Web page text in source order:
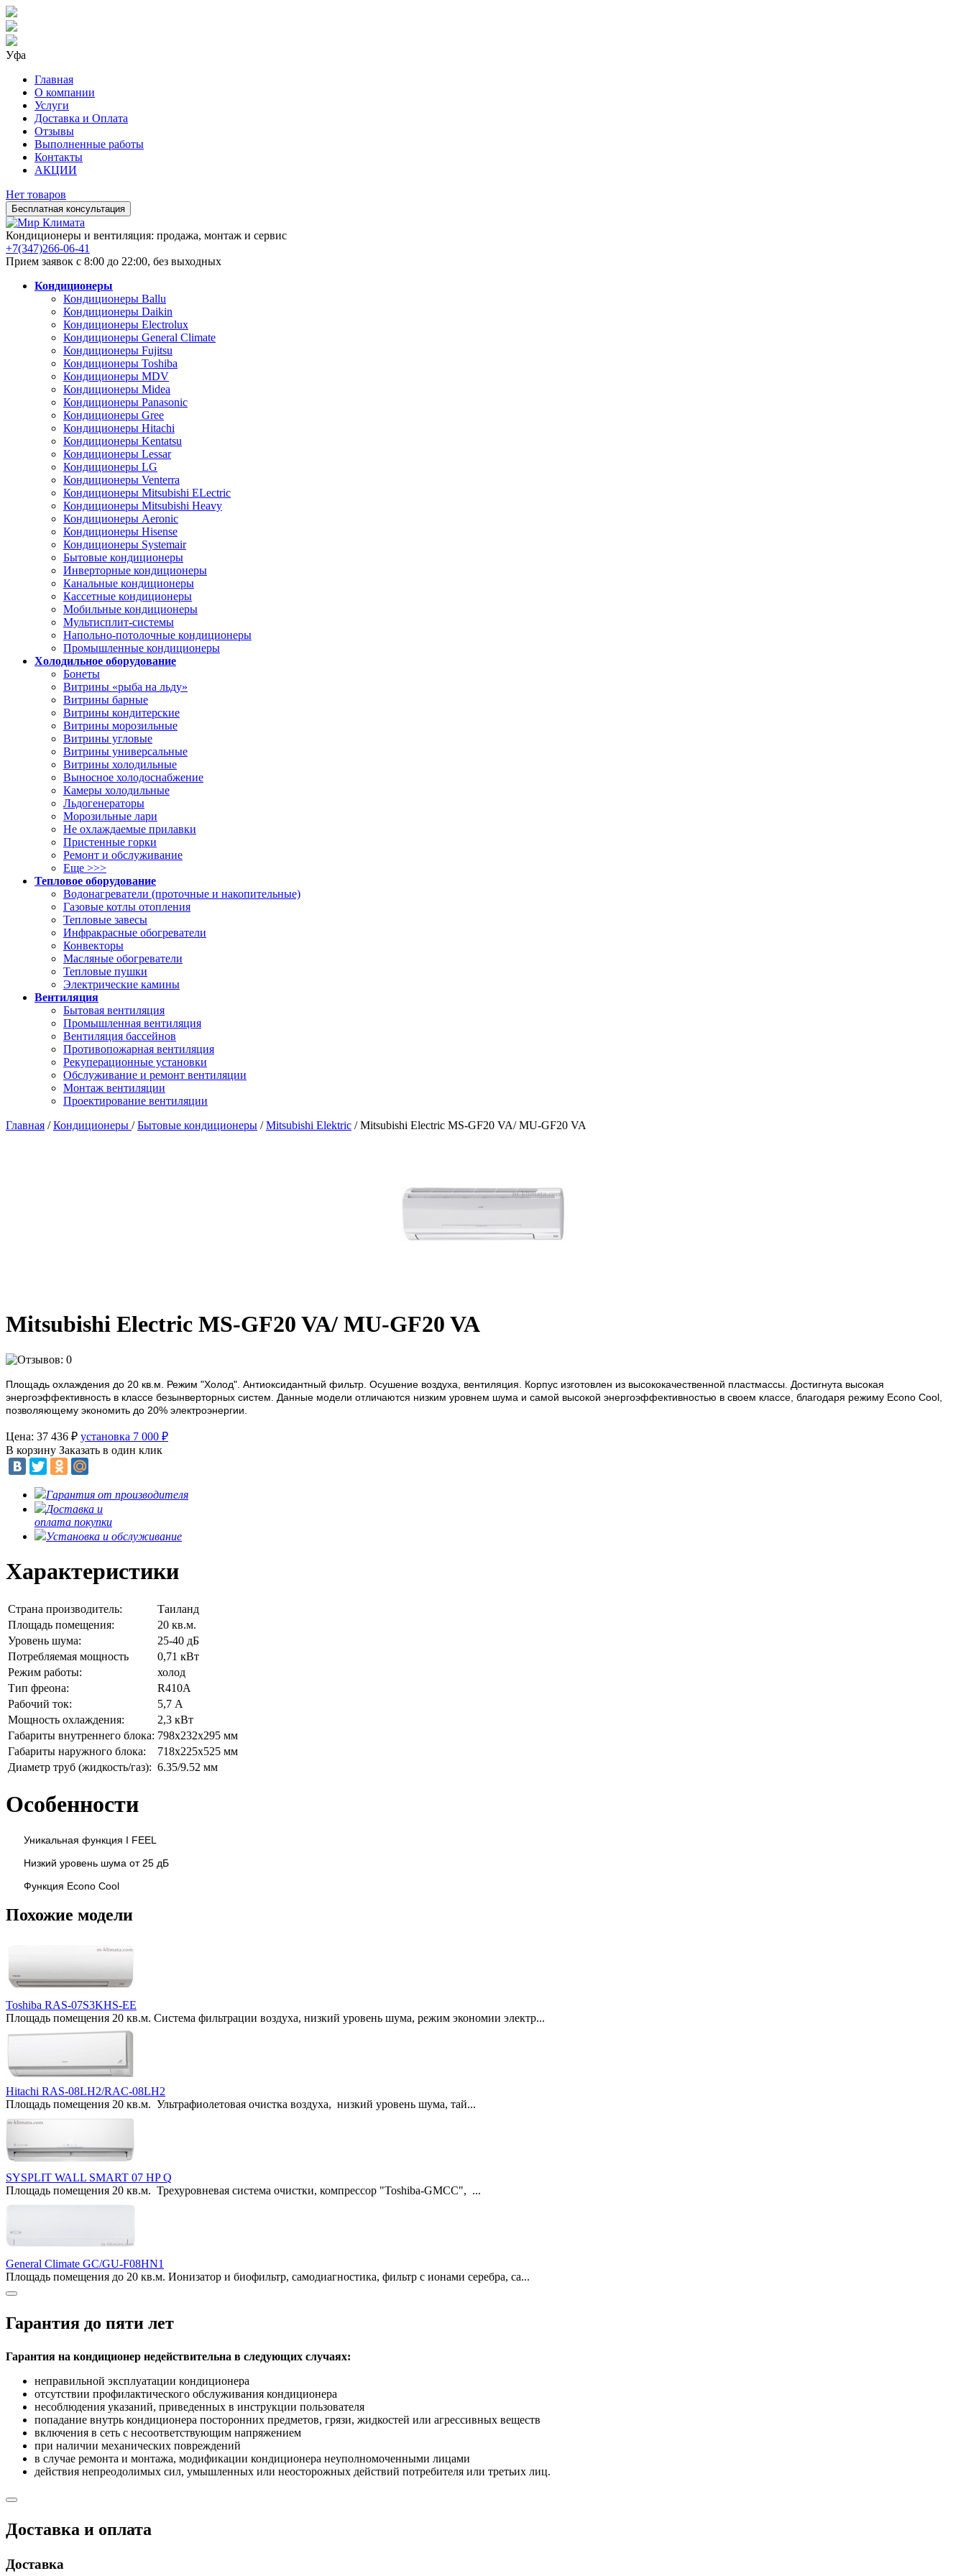
Уфа
Главная
О компании
Услуги
Доставка и Оплата
Отзывы
Выполненные работы
Контакты
АКЦИИ
Нет товаров
Бесплатная консультация
Кондиционеры и вентиляция: продажа, монтаж и сервис
+7(347)266-06-41
Прием заявок с 8:00 до 22:00, без выходных
Кондиционеры
Кондиционеры Ballu
Кондиционеры Daikin
Кондиционеры Electrolux
Кондиционеры General Climate
Кондиционеры Fujitsu
Кондиционеры Toshiba
Кондиционеры MDV
Кондиционеры Midea
Кондиционеры Panasonic
Кондиционеры Gree
Кондиционеры Hitachi
Кондиционеры Kentatsu
Кондиционеры Lessar
Кондиционеры LG
Кондиционеры Venterra
Кондиционеры Mitsubishi ELectric
Кондиционеры Mitsubishi Heavy
Кондиционеры Aeronic
Кондиционеры Hisense
Кондиционеры Systemair
Бытовые кондиционеры
Инверторные кондиционеры
Канальные кондиционеры
Кассетные кондиционеры
Мобильные кондиционеры
Мультисплит-системы
Напольно-потолочные кондиционеры
Промышленные кондиционеры
Холодильное оборудование
Бонеты
Витрины «рыба на льду»
Витрины барные
Витрины кондитерские
Витрины морозильные
Витрины угловые
Витрины универсальные
Витрины холодильные
Выносное холодоснабжение
Камеры холодильные
Льдогенераторы
Морозильные лари
Не охлаждаемые прилавки
Пристенные горки
Ремонт и обслуживание
Еще >>>
Тепловое оборудование
Водонагреватели (проточные и накопительные)
Газовые котлы отопления
Тепловые завесы
Инфракрасные обогреватели
Конвекторы
Масляные обогреватели
Тепловые пушки
Электрические камины
Вентиляция
Бытовая вентиляция
Промышленная вентиляция
Вентиляция бассейнов
Противопожарная вентиляция
Рекуперационные установки
Обслуживание и ремонт вентиляции
Монтаж вентиляции
Проектирование вентиляции
Главная /Кондиционеры /Бытовые кондиционеры /Mitsubishi Elektric / Mitsubishi Electric MS-GF20 VA/ MU-GF20 VA
Mitsubishi Electric MS-GF20 VA/ MU-GF20 VA
Площадь охлаждения до 20 кв.м. Режим "Холод". Антиоксидантный фильтр. Осушение воздуха, вентиляция. Корпус изготовлен из высококачественной пластмассы. Достигнута высокая
энергоэффективность в классе безынверторных систем. Данные модели отличаются низким уровнем шума и самой высокой энергоэффективностью в своем классе, благодаря режиму Econo Cool,
позволяющему экономить до 20% электроэнергии.
Цена: 37 436 ₽ установка 7 000 ₽
В корзину Заказать в один клик
Гарантия от производителя
Доставка и
оплата покупки
Установка и обслуживание
Характеристики
Страна производитель:
Таиланд
Площадь помещения:
20 кв.м.
Уровень шума:
25-40 дБ
Потребляемая мощность
0,71 кВт
Режим работы:
холод
Тип фреона:
R410A
Рабочий ток:
5,7 А
Мощность охлаждения:
2,3 кВт
Габариты внутреннего блока: 798х232х295 мм
Габариты наружного блока:
718х225х525 мм
Диаметр труб (жидкость/газ): 6.35/9.52 мм
Особенности
Уникальная функция I FEEL
Низкий уровень шума от 25 дБ
Функция Econo Cool
Похожие модели
Toshiba RAS-07S3KHS-EE
Площадь помещения 20 кв.м. Система фильтрации воздуха, низкий уровень шума, режим экономии электр...
Hitachi RAS-08LH2/RAC-08LH2
Площадь помещения 20 кв.м. Ультрафиолетовая очистка воздуха, низкий уровень шума, тай...
SYSPLIT WALL SMART 07 HP Q
Площадь помещения 20 кв.м. Трехуровневая система очистки, компрессор "Toshiba-GMCC", ...
General Climate GC/GU-F08HN1
Площадь помещения до 20 кв.м. Ионизатор и биофильтр, самодиагностика, фильтр с ионами серебра, са...
Гарантия до пяти лет
Гарантия на кондиционер недействительна в следующих случаях:
неправильной эксплуатации кондиционера
отсутствии профилактического обслуживания кондиционера
несоблюдения указаний, приведенных в инструкции пользователя
попадание внутрь кондиционера посторонних предметов, грязи, жидкостей или агрессивных веществ
включения в сеть с несоответствующим напряжением
при наличии механических повреждений
в случае ремонта и монтажа, модификации кондиционера неуполномоченными лицами
действия непреодолимых сил, умышленных или неосторожных действий потребителя или третьих лиц.
Доставка и оплата
Доставка